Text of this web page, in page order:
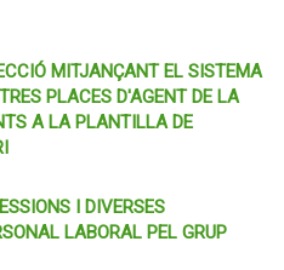
MITJANÇANT EL SISTEMA
PLACES D'AGENT DE LA
A LA PLANTILLA DE
I DIVERSES
LABORAL PEL GRUP